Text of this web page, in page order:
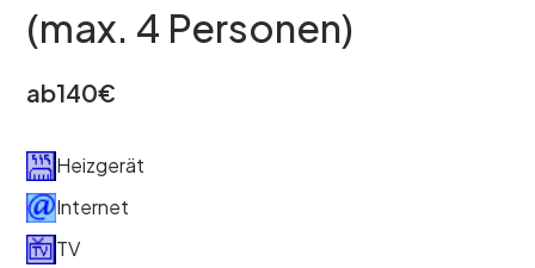
(max. 4 Personen)
ab140€
Heizgerät
Internet
TV